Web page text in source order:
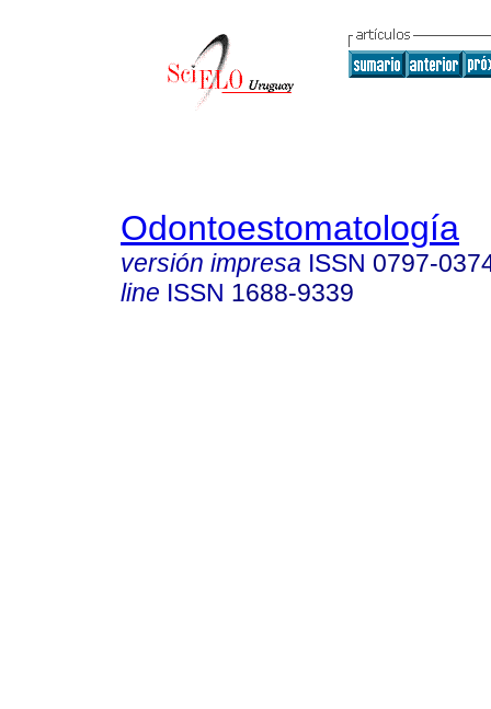
Odontoestomatología
versión impresa ISSN 0797-
line ISSN 1688-9339